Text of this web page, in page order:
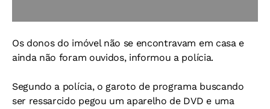
Os donos do imóvel não se encontravam em casa e
ainda não foram ouvidos, informou a polícia.
Segundo a polícia, o garoto de programa buscando
ser ressarcido pegou um aparelho de DVD e uma